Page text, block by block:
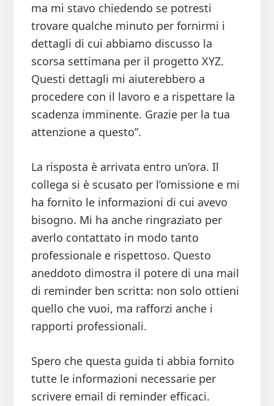
ma mi stavo chiedendo se potresti
trovare qualche minuto per fornirmi i
dettagli di cui abbiamo discusso la
scorsa settimana per il progetto XYZ.
Questi dettagli mi aiuterebbero a
procedere con il lavoro e a rispettare la
scadenza imminente. Grazie per la tua
attenzione a questo”.
La risposta è arrivata entro un’ora. Il
collega si è scusato per l’omissione e mi
ha fornito le informazioni di cui avevo
bisogno. Mi ha anche ringraziato per
averlo contattato in modo tanto
professionale e rispettoso. Questo
aneddoto dimostra il potere di una mail
di reminder ben scritta: non solo ottieni
quello che vuoi, ma rafforzi anche i
rapporti professionali.
Spero che questa guida ti abbia fornito
tutte le informazioni necessarie per
scrivere email di reminder efficaci.